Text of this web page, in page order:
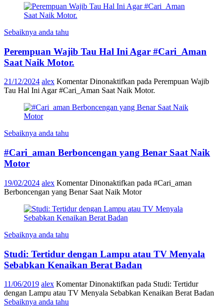
Sebaiknya anda tahu
Perempuan Wajib Tau Hal Ini Agar #Cari_Aman
Saat Naik Motor.
21/12/2024 alex Komentar Dinonaktifkan pada Perempuan Wajib
Tau Hal Ini Agar #Cari_Aman Saat Naik Motor.
Sebaiknya anda tahu
#Cari_aman Berboncengan yang Benar Saat Naik
Motor
19/02/2024 alex Komentar Dinonaktifkan pada #Cari_aman
Berboncengan yang Benar Saat Naik Motor
Sebaiknya anda tahu
Studi: Tertidur dengan Lampu atau TV Menyala
Sebabkan Kenaikan Berat Badan
11/06/2019 alex Komentar Dinonaktifkan pada Studi: Tertidur
dengan Lampu atau TV Menyala Sebabkan Kenaikan Berat Badan
Sebaiknya anda tahu